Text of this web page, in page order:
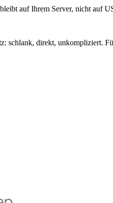
auf Ihrem Server, nicht auf
schlank, direkt, unkompliziert.